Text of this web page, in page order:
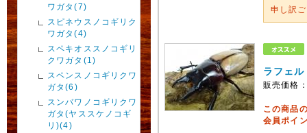
ワガタ(7)
スピネウスノコギリク
ワガタ(4)
スペキオススノコギリ
クワガタ(1)
スペンスノコギリクワ
ガタ(6)
スンバワノコギリクワ
ガタ(ヤススケノコギ
リ)(4)
申し訳
ラフェ
販売価格
この商品
会員ポイ